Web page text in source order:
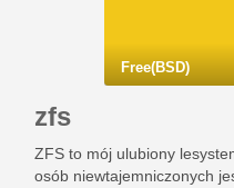
Free(BSD)
zfs
ZFS to mój ulubiony
osób niewtajemniczonych